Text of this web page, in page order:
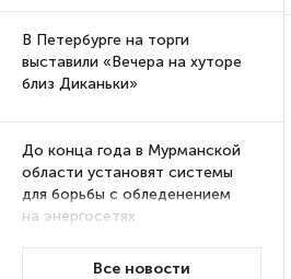
В Петербурге на торги
выставили «Вечера на хуторе
близ Диканьки»
До конца года в Мурманской
области установят системы
для борьбы с обледенением
на энергосетях
Все новости